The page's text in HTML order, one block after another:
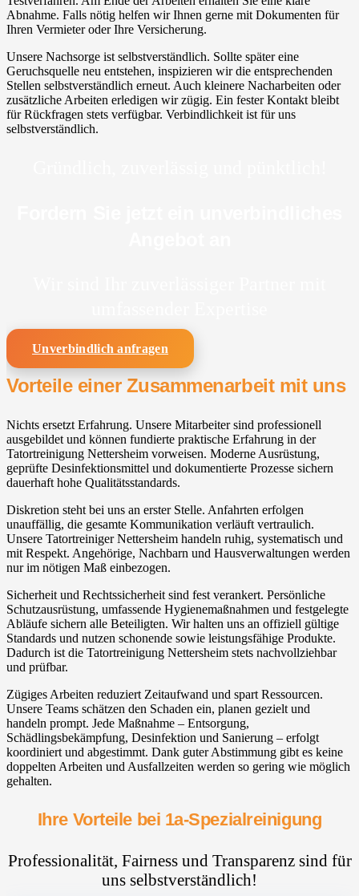
Abnahme. Falls nötig helfen wir Ihnen gerne mit Dokumenten für
Ihren Vermieter oder Ihre Versicherung.
Unsere Nachsorge ist selbstverständlich. Sollte später eine
Geruchsquelle neu entstehen, inspizieren wir die entsprechenden
Stellen selbstverständlich erneut. Auch kleinere Nacharbeiten oder
zusätzliche Arbeiten erledigen wir zügig. Ein fester Kontakt bleibt
für Rückfragen stets verfügbar. Verbindlichkeit ist für uns
selbstverständlich.
Unverbindlich anfragen
Vorteile einer Zusammenarbeit mit uns
Nichts ersetzt Erfahrung. Unsere Mitarbeiter sind professionell
ausgebildet und können fundierte praktische Erfahrung in der
Tatortreinigung Nettersheim vorweisen. Moderne Ausrüstung,
geprüfte Desinfektionsmittel und dokumentierte Prozesse sichern
dauerhaft hohe Qualitätsstandards.
Diskretion steht bei uns an erster Stelle. Anfahrten erfolgen
unauffällig, die gesamte Kommunikation verläuft vertraulich.
Unsere Tatortreiniger Nettersheim handeln ruhig, systematisch und
mit Respekt. Angehörige, Nachbarn und Hausverwaltungen werden
nur im nötigen Maß einbezogen.
Sicherheit und Rechtssicherheit sind fest verankert. Persönliche
Schutzausrüstung, umfassende Hygienemaßnahmen und festgelegte
Abläufe sichern alle Beteiligten. Wir halten uns an offiziell gültige
Standards und nutzen schonende sowie leistungsfähige Produkte.
Dadurch ist die Tatortreinigung Nettersheim stets nachvollziehbar
und prüfbar.
Zügiges Arbeiten reduziert Zeitaufwand und spart Ressourcen.
Unsere Teams schätzen den Schaden ein, planen gezielt und
handeln prompt. Jede Maßnahme – Entsorgung,
Schädlingsbekämpfung, Desinfektion und Sanierung – erfolgt
koordiniert und abgestimmt. Dank guter Abstimmung gibt es keine
doppelten Arbeiten und Ausfallzeiten werden so gering wie möglich
gehalten.
Ihre Vorteile bei 1a-Spezialreinigung
Professionalität, Fairness und Transparenz sind für
uns selbstverständlich!